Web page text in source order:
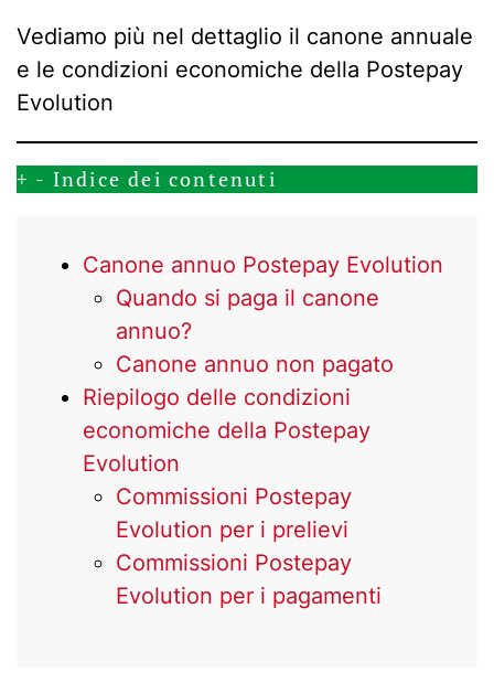
Vediamo più nel dettaglio il canone annuale
e le condizioni economiche della Postepay
Evolution
+ - Indice dei contenuti
Canone annuo Postepay Evolution
Quando si paga il canone
annuo?
Canone annuo non pagato
Riepilogo delle condizioni
economiche della Postepay
Evolution
Commissioni Postepay
Evolution per i prelievi
Commissioni Postepay
Evolution per i pagamenti